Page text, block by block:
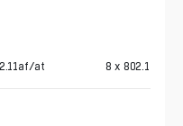
at 8 x 802.11af/at